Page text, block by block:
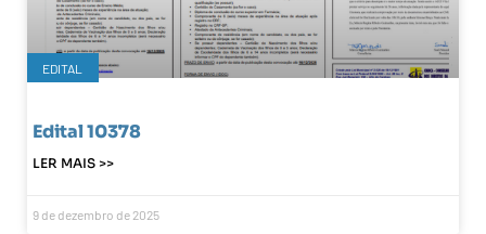
EDITAL
Edital 10378
LER MAIS >>
9 de dezembro de 2025